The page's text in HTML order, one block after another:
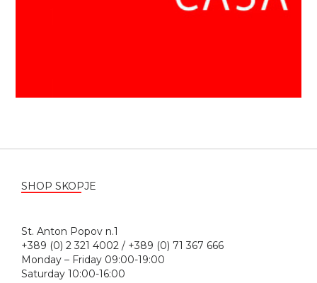
SHOP SKOPJE
St. Anton Popov n.1
+389 (0) 2 321 4002 / +389 (0) 71 367 666
Monday – Friday 09:00-19:00
Saturday 10:00-16:00